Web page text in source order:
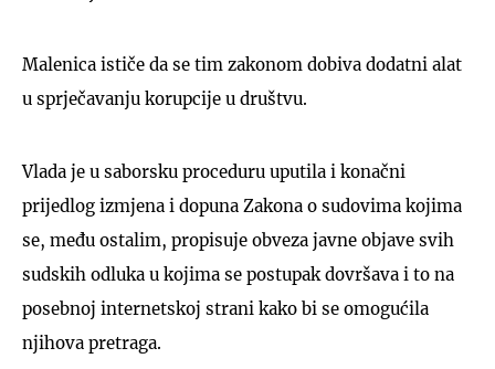
Malenica ističe da se tim zakonom dobiva dodatni alat
u sprječavanju korupcije u društvu.
Vlada je u saborsku proceduru uputila i konačni
prijedlog izmjena i dopuna Zakona o sudovima kojima
se, među ostalim, propisuje obveza javne objave svih
sudskih odluka u kojima se postupak dovršava i to na
posebnoj internetskoj strani kako bi se omogućila
njihova pretraga.